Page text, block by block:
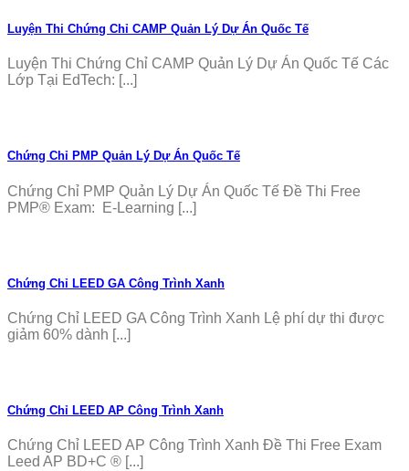
Luyện Thi Chứng Chỉ CAMP Quản Lý Dự Án Quốc Tế
Luyện Thi Chứng Chỉ CAMP Quản Lý Dự Án Quốc Tế Các
Lớp Tại EdTech: [...]
Chứng Chỉ PMP Quản Lý Dự Án Quốc Tế
Chứng Chỉ PMP Quản Lý Dự Án Quốc Tế Đề Thi Free
PMP® Exam: E-Learning [...]
Chứng Chỉ LEED GA Công Trình Xanh
Chứng Chỉ LEED GA Công Trình Xanh Lệ phí dự thi được
giảm 60% dành [...]
Chứng Chỉ LEED AP Công Trình Xanh
Chứng Chỉ LEED AP Công Trình Xanh Đề Thi Free Exam
Leed AP BD+C ® [...]